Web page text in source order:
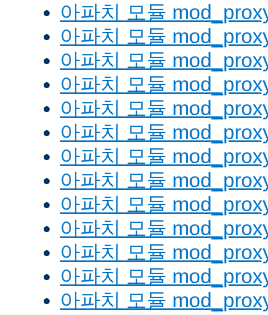
아파치 모듈
아파치 모듈
아파치 모듈
아파치 모듈
아파치 모듈
아파치 모듈
아파치 모듈
아파치 모듈
아파치 모듈
아파치 모듈
아파치 모듈
아파치 모듈
아파치 모듈